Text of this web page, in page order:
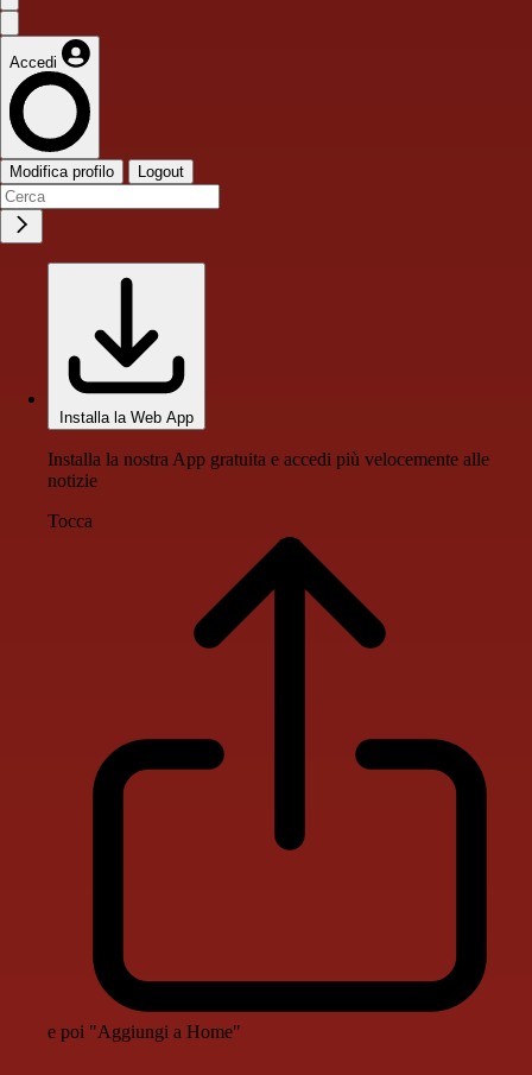
Accedi
Modifica profilo Logout
Installa la Web App
Installa la nostra App gratuita e accedi più velocemente alle
notizie
Tocca
e poi "Aggiungi a Home"